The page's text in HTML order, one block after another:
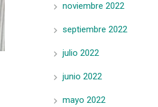
noviembre 2022
septiembre 2022
julio 2022
junio 2022
mayo 2022